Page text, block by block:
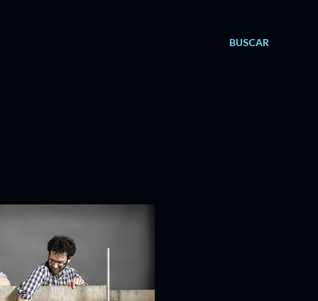
BUSCAR